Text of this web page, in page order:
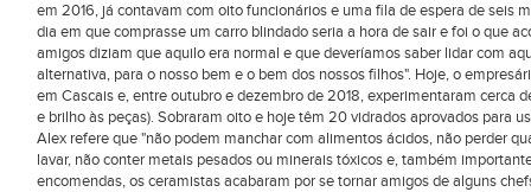
em 2016, já contavam com oito funcionários e uma fila de espera de seis
dia em que comprasse um carro blindado seria a hora de sair e foi o que
amigos diziam que aquilo era normal e que deveríamos saber lidar com
alternativa, para o nosso bem e o bem dos nossos filhos". Hoje, o
em Cascais e, entre outubro e dezembro de 2018, experimentaram cerca
e brilho às peças). Sobraram oito e hoje têm 20 vidrados aprovados para
Alex refere que "não podem manchar com alimentos ácidos, não perder
lavar, não conter metais pesados ou minerais tóxicos e, também
encomendas, os ceramistas acabaram por se tornar amigos de alguns